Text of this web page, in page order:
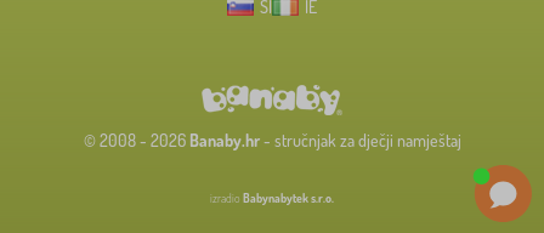
SI
IE
© 2008 - 2026 Banaby.hr- stručnjak za dječji namještaj
izradio Babynabytek s.r.o.